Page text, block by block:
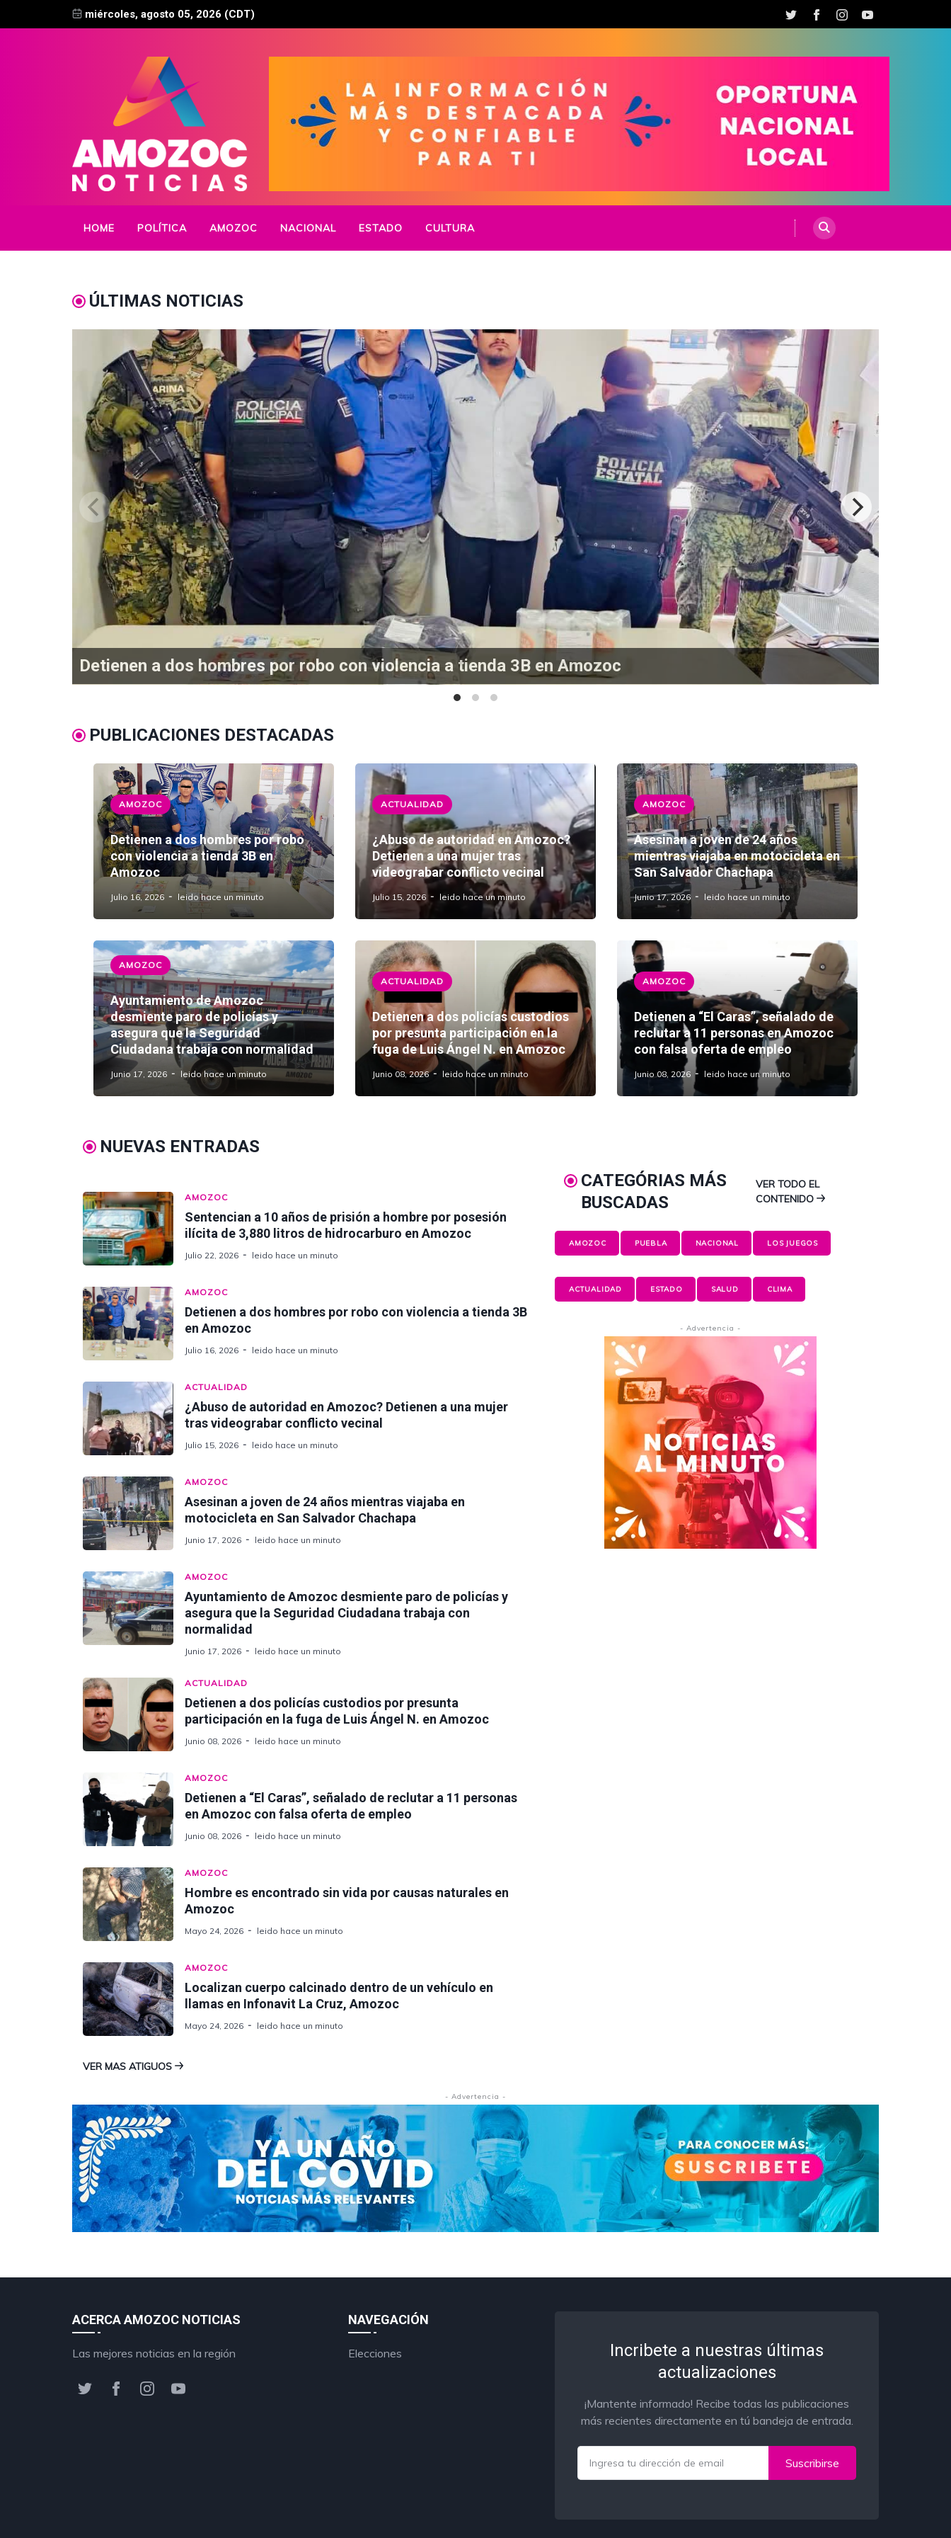
miércoles, agosto 05, 2026 (CDT)
HOME POLÍTICA AMOZOC NACIONAL ESTADO CULTURA
ÚLTIMAS NOTICIAS
¿Abuso de autoridad en Amozoc? Detienen a una mujer tras videograbar conflicto vecinal
PUBLICACIONES DESTACADAS
AMOZOC
Detienen a dos hombres por robo
con violencia a tienda 3B en
Amozoc
Julio 16, 2026 leido hace un minuto
ACTUALIDAD
¿Abuso de autoridad en Amozoc?
Detienen a una mujer tras
videograbar conflicto vecinal
Julio 15, 2026 leido hace un minuto
AMOZOC
Asesinan a joven de 24 años
mientras viajaba en motocicleta en
San Salvador Chachapa
Junio 17, 2026 leido hace un minuto
AMOZOC
Ayuntamiento de Amozoc
desmiente paro de policías y
asegura que la Seguridad
Ciudadana trabaja con normalidad
Junio 17, 2026 leido hace un minuto
ACTUALIDAD
Detienen a dos policías custodios
por presunta participación en la
fuga de Luis Ángel N. en Amozoc
Junio 08, 2026 leido hace un minuto
AMOZOC
Detienen a “El Caras”, señalado de
reclutar a 11 personas en Amozoc
con falsa oferta de empleo
Junio 08, 2026 leido hace un minuto
NUEVAS ENTRADAS
AMOZOC
Sentencian a 10 años de prisión a hombre por posesión
ilícita de 3,880 litros de hidrocarburo en Amozoc
Julio 22, 2026 leido hace un minuto
AMOZOC
Detienen a dos hombres por robo con violencia a tienda 3B
en Amozoc
Julio 16, 2026 leido hace un minuto
ACTUALIDAD
¿Abuso de autoridad en Amozoc? Detienen a una mujer
tras videograbar conflicto vecinal
Julio 15, 2026 leido hace un minuto
AMOZOC
Asesinan a joven de 24 años mientras viajaba en
motocicleta en San Salvador Chachapa
Junio 17, 2026 leido hace un minuto
AMOZOC
Ayuntamiento de Amozoc desmiente paro de policías y
asegura que la Seguridad Ciudadana trabaja con
normalidad
Junio 17, 2026 leido hace un minuto
ACTUALIDAD
Detienen a dos policías custodios por presunta
participación en la fuga de Luis Ángel N. en Amozoc
Junio 08, 2026 leido hace un minuto
AMOZOC
Detienen a “El Caras”, señalado de reclutar a 11 personas
en Amozoc con falsa oferta de empleo
Junio 08, 2026 leido hace un minuto
AMOZOC
Hombre es encontrado sin vida por causas naturales en
Amozoc
Mayo 24, 2026 leido hace un minuto
AMOZOC
Localizan cuerpo calcinado dentro de un vehículo en
llamas en Infonavit La Cruz, Amozoc
Mayo 24, 2026 leido hace un minuto
VER MAS ATIGUOS
CATEGÓRIAS MÁS
BUSCADAS
VER TODO EL
CONTENIDO
AMOZOC PUEBLA NACIONAL LOS JUEGOS
ACTUALIDAD ESTADO SALUD CLIMA
- Advertencia -
- Advertencia -
ACERCA AMOZOC NOTICIAS
Las mejores noticias en la región
NAVEGACIÓN
Elecciones
Incribete a nuestras últimas
actualizaciones
¡Mantente informado! Recibe todas las publicaciones
más recientes directamente en tú bandeja de entrada.
Suscribirse